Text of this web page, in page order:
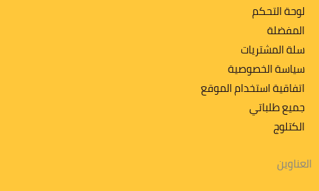
لوحة التحكم
المفضلة
سلة المشتريات
سياسة الخصوصية
اتفاقية استخدام الموقع
جميع طلباتي
الكتلوج
العناوين